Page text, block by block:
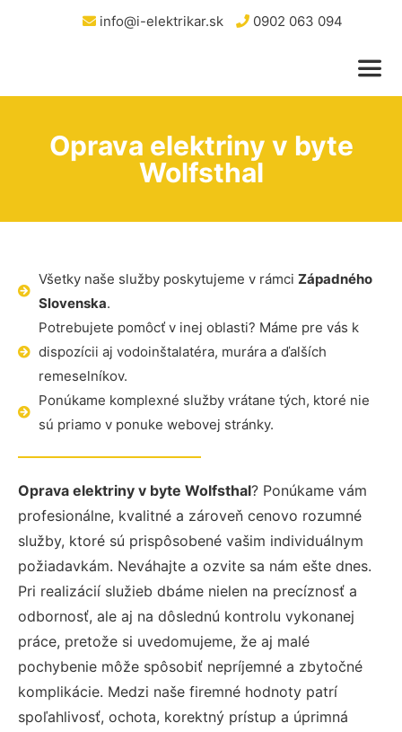
info@i-elektrikar.sk 0902 063 094
Oprava elektriny v byte
Wolfsthal
Všetky naše služby poskytujeme v rámci Západného
Slovenska.
Potrebujete pomôcť v inej oblasti? Máme pre vás k
dispozícii aj vodoinštalatéra, murára a ďalších
remeselníkov.
Ponúkame komplexné služby vrátane tých, ktoré nie
sú priamo v ponuke webovej stránky.
Oprava elektriny v byte Wolfsthal? Ponúkame vám
profesionálne, kvalitné a zároveň cenovo rozumné
služby, ktoré sú prispôsobené vašim individuálnym
požiadavkám. Neváhajte a ozvite sa nám ešte dnes.
Pri realizácií služieb dbáme nielen na precíznosť a
odbornosť, ale aj na dôslednú kontrolu vykonanej
práce, pretože si uvedomujeme, že aj malé
pochybenie môže spôsobiť nepríjemné a zbytočné
komplikácie. Medzi naše firemné hodnoty patrí
spoľahlivosť, ochota, korektný prístup a úprimná